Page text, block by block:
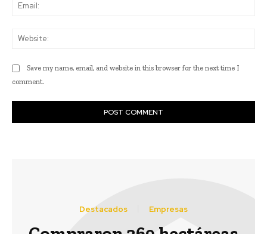
Save my name, email, and website in this browser for the next time I
comment.